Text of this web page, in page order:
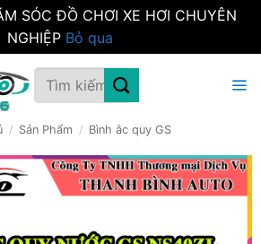
SÓC ĐỒ CHƠI XE HƠI CHUYÊN
NGHIỆP Bỏ qua
Tìm
kiếm:
/ Sản Phẩm / Bình ắc quy GS